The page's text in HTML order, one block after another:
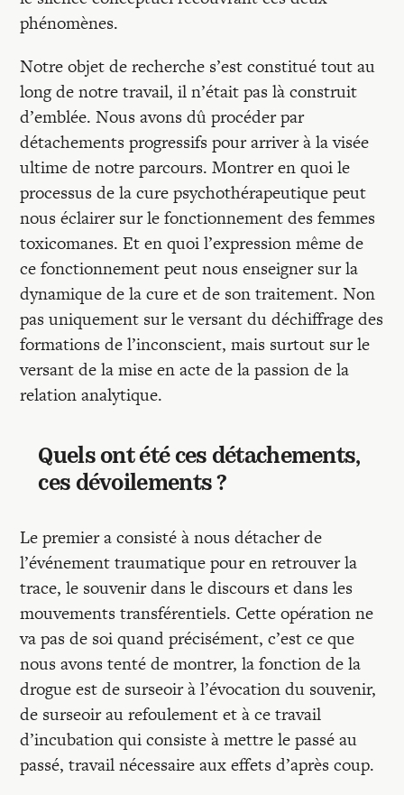
phénomènes.
Notre objet de recherche s’est constitué tout au
long de notre travail, il n’était pas là construit
d’emblée. Nous avons dû procéder par
détachements progressifs pour arriver à la visée
ultime de notre parcours. Montrer en quoi le
processus de la cure psychothérapeutique peut
nous éclairer sur le fonctionnement des femmes
toxicomanes. Et en quoi l’expression même de
ce fonctionnement peut nous enseigner sur la
dynamique de la cure et de son traitement. Non
pas uniquement sur le versant du déchiffrage des
formations de l’inconscient, mais surtout sur le
versant de la mise en acte de la passion de la
relation analytique.
Quels ont été ces détachements,
ces dévoilements ?
Le premier a consisté à nous détacher de
l’événement traumatique pour en retrouver la
trace, le souvenir dans le discours et dans les
mouvements transférentiels. Cette opération ne
va pas de soi quand précisément, c’est ce que
nous avons tenté de montrer, la fonction de la
drogue est de surseoir à l’évocation du souvenir,
de surseoir au refoulement et à ce travail
d’incubation qui consiste à mettre le passé au
passé, travail nécessaire aux effets d’après coup.